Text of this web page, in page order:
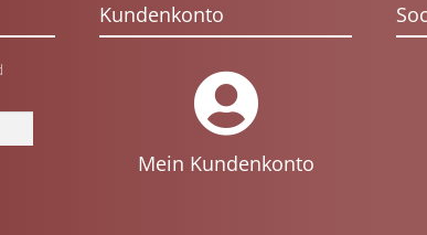
Ihre E-Mail-Adresse wird
veröffentlicht.
Kundenkonto
Mein Kundenkonto